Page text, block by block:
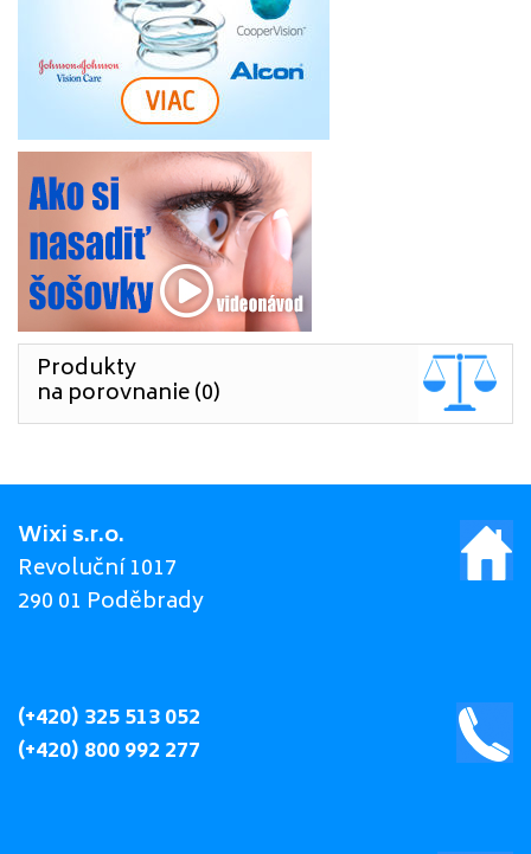
Produkty
na porovnanie (0)
Wixi s.r.o.
Revoluční 1017
290 01 Poděbrady
(+420) 325 513 052
(+420) 800 992 277